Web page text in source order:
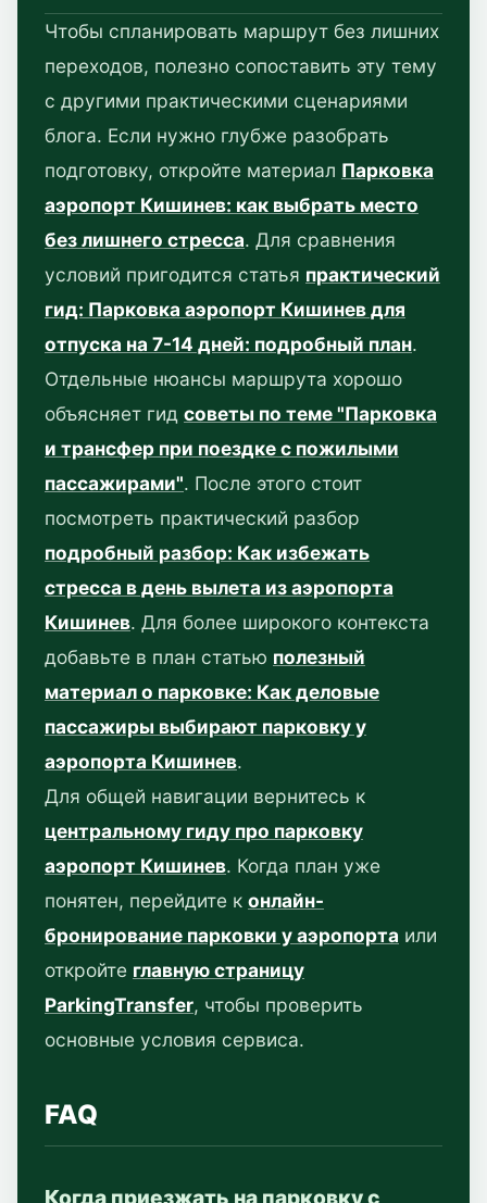
Чтобы спланировать маршрут без лишних
переходов, полезно сопоставить эту тему
с другими практическими сценариями
блога. Если нужно глубже разобрать
подготовку, откройте материал Парковка
аэропорт Кишинев: как выбрать место
без лишнего стресса. Для сравнения
условий пригодится статья практический
гид: Парковка аэропорт Кишинев для
отпуска на 7-14 дней: подробный план.
Отдельные нюансы маршрута хорошо
объясняет гид советы по теме "Парковка
и трансфер при поездке с пожилыми
пассажирами". После этого стоит
посмотреть практический разбор
подробный разбор: Как избежать
стресса в день вылета из аэропорта
Кишинев. Для более широкого контекста
добавьте в план статью полезный
материал о парковке: Как деловые
пассажиры выбирают парковку у
аэропорта Кишинев.
Для общей навигации вернитесь к
центральному гиду про парковку
аэропорт Кишинев. Когда план уже
понятен, перейдите к онлайн-
бронирование парковки у аэропорта или
откройте главную страницу
ParkingTransfer, чтобы проверить
основные условия сервиса.
FAQ
Когда приезжать на парковку с